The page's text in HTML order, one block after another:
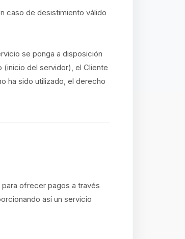
caso de desistimiento válido
se ponga a disposición
del servidor), el Cliente
ha sido utilizado, el derecho
ofrecer pagos a través
así un servicio